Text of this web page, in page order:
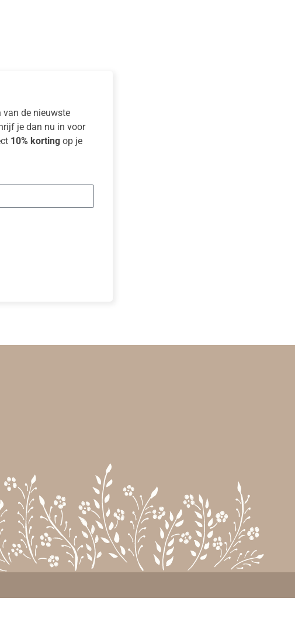
van de nieuwste
je dan nu in voor
10% kortingop je